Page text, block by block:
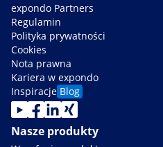
expondo Partners
Regulamin
Polityka prywatności
Cookies
Nota prawna
Kariera w expondo
Inspiracje Blog
Nasze produkty